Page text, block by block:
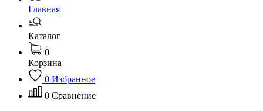
Главная
Каталог
0
Корзина
0 Избранное
0 Сравнение